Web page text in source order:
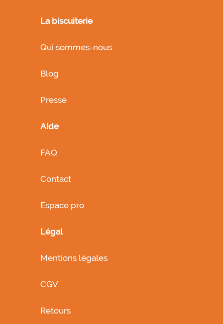
La biscuiterie
Qui sommes-nous
Blog
Presse
Aide
FAQ
Contact
Espace pro
Légal
Mentions légales
CGV
Retours